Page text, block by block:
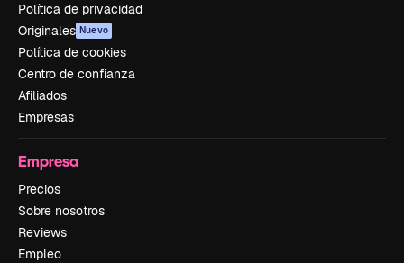
Política de privacidad
Originales Nuevo
Política de cookies
Centro de confianza
Afiliados
Empresas
Empresa
Precios
Sobre nosotros
Reviews
Empleo